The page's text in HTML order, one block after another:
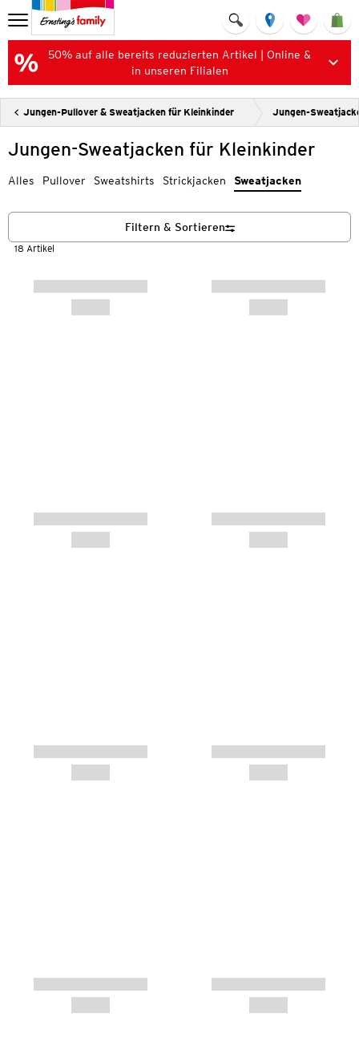
50% auf alle bereits reduzierten Artikel | Online &
in unseren Filialen
Jungen-Pullover & Sweatjacken für Kleinkinder Jungen-
Jungen-Sweatjacken für Kleinkinder
Alles Pullover Sweatshirts Strickjacken Sweatjacken
18 Artikel
Filtern & Sortieren